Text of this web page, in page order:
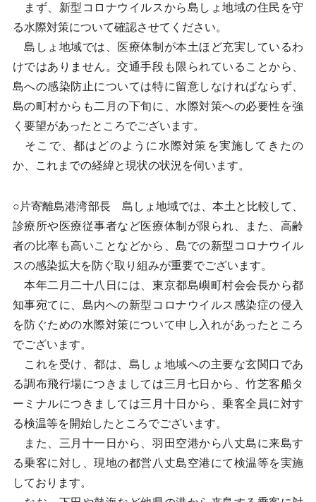
まず、新型コロナウイルスから島しょ地域の住民を守
る水際対策について確認させてください。
島しょ地域では、医療体制が本土ほど充実しているわ
けではありません。交通手段も限られていることから、
島への感染防止については特に留意しなければならず、
島の町村からも二月の下旬に、水際対策への必要性を強
く要望があったところでございます。
そこで、都はどのように水際対策を実施してきたの
か、これまでの経緯と現状の状況を伺います。
○片寄離島港湾部長 島しょ地域では、本土と比較して、
診療所や医療従事者など医療体制が限られ、また、高齢
者の比率も高いことなどから、島での新型コロナウイル
スの感染拡大を防ぐ取り組みが重要でございます。
本年二月二十八日には、東京都島嶼町村会会長から都
知事宛てに、島内への新型コロナウイルス感染症の侵入
を防ぐための水際対策について申し入れがあったところ
でございます。
これを受け、都は、島しょ地域への主要な玄関口であ
る調布飛行場につきましては三月七日から、竹芝客船タ
ーミナルにつきましては三月十日から、乗客全員に対す
る検温等を開始したところでございます。
また、三月十一日から、羽田空港から八丈島に来島す
る乗客に対し、現地の都営八丈島空港にて検温等を実施
しております。